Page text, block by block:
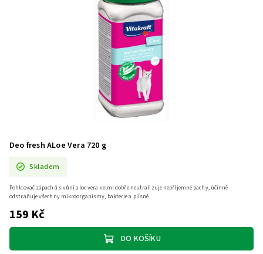
Deo fresh ALoe Vera 720 g
Skladem
159 Kč
DO KOŠÍKU
Pohlcovač zápachů s vůní aloe vera velmi dobře neutralizuje nepříjemné pachy, účinně
odstraňuje všechny mikroorganismy, bakterie a plísně.